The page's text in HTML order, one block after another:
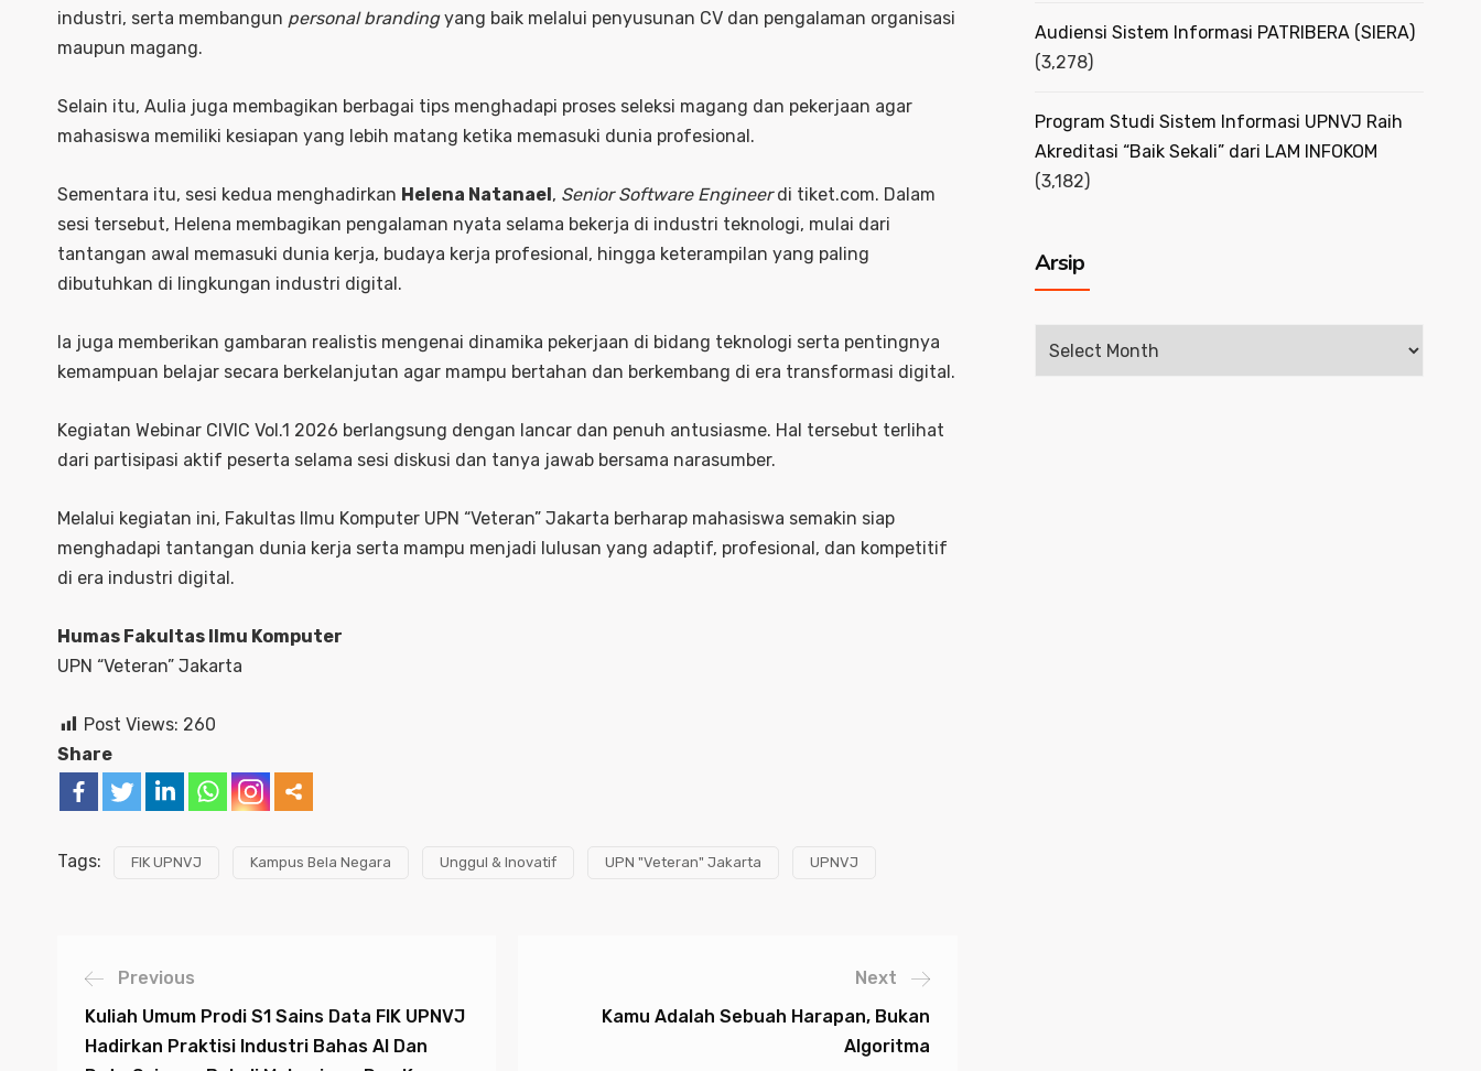
industri, serta membangun personal brandingyang baik melalui penyusunan CV dan pengalaman organisasi
maupun magang.
Selain itu, Aulia juga membagikan berbagai tips menghadapi proses seleksi magang dan pekerjaan agar
mahasiswa memiliki kesiapan yang lebih matang ketika memasuki dunia profesional.
Sementara itu, sesi kedua menghadirkan Helena Natanael, Senior Software Engineerdi tiket.com. Dalam
sesi tersebut, Helena membagikan pengalaman nyata selama bekerja di industri teknologi, mulai dari
tantangan awal memasuki dunia kerja, budaya kerja profesional, hingga keterampilan yang paling
dibutuhkan di lingkungan industri digital.
Ia juga memberikan gambaran realistis mengenai dinamika pekerjaan di bidang teknologi serta pentingnya
kemampuan belajar secara berkelanjutan agar mampu bertahan dan berkembang di era transformasi digital.
Kegiatan Webinar CIVIC Vol.1 2026 berlangsung dengan lancar dan penuh antusiasme. Hal tersebut terlihat
dari partisipasi aktif peserta selama sesi diskusi dan tanya jawab bersama narasumber.
Melalui kegiatan ini, Fakultas Ilmu Komputer UPN “Veteran” Jakarta berharap mahasiswa semakin siap
menghadapi tantangan dunia kerja serta mampu menjadi lulusan yang adaptif, profesional, dan kompetitif
di era industri digital.
Humas Fakultas Ilmu Komputer
UPN “Veteran” Jakarta
Post Views: 260
Share
Tags: FIK UPNVJ Kampus Bela Negara Unggul & Inovatif UPN "Veteran" Jakarta UPNVJ
Previous
Kuliah Umum Prodi S1 Sains Data FIK UPNVJ
Hadirkan Praktisi Industri Bahas AI Dan
Next
Kamu Adalah Sebuah Harapan, Bukan
Algoritma
Audiensi Sistem Informasi PATRIBERA (SIERA)
(3,278)
Program Studi Sistem Informasi UPNVJ Raih
Akreditasi “Baik Sekali” dari LAM INFOKOM
(3,182)
Arsip
Arsip